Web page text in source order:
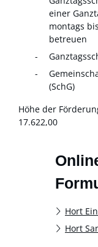
einer
montags
betreuen
(SchG)
Höhe der
17.622,00
Hort
Hort